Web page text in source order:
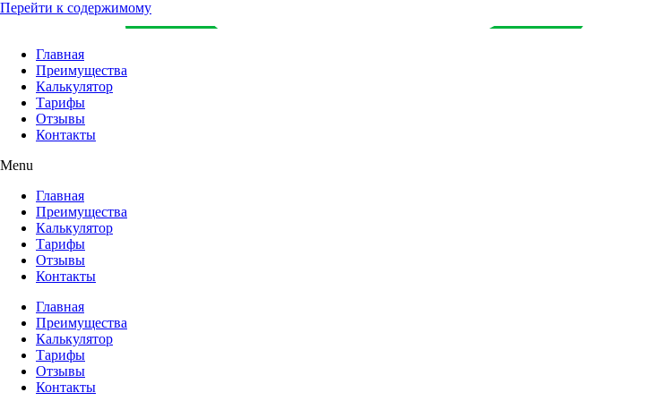
Перейти к содержимому
Главная
Преимущества
Калькулятор
Тарифы
Отзывы
Контакты
Menu
Главная
Преимущества
Калькулятор
Тарифы
Отзывы
Контакты
Главная
Преимущества
Калькулятор
Тарифы
Отзывы
Контакты